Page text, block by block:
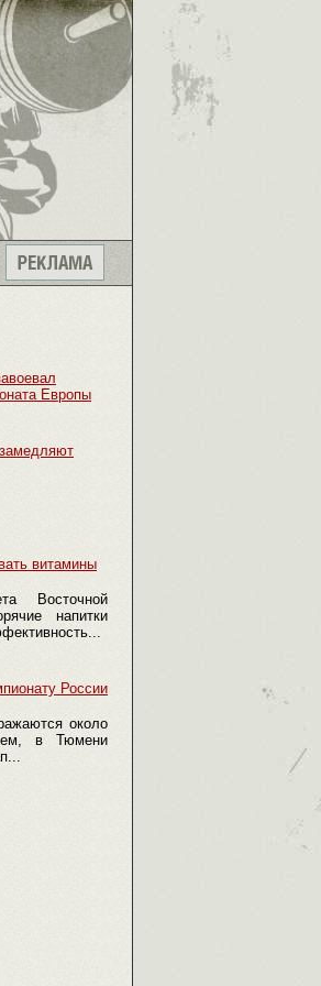
Европы
витамины
Восточной
напитки
России
около
в Тюмени